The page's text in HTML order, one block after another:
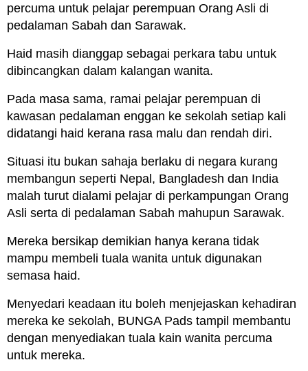
percuma untuk pelajar perempuan Orang Asli di
pedalaman Sabah dan Sarawak.
Haid masih dianggap sebagai perkara tabu untuk
dibincangkan dalam kalangan wanita.
Pada masa sama, ramai pelajar perempuan di
kawasan pedalaman enggan ke sekolah setiap kali
didatangi haid kerana rasa malu dan rendah diri.
Situasi itu bukan sahaja berlaku di negara kurang
membangun seperti Nepal, Bangladesh dan India
malah turut dialami pelajar di perkampungan Orang
Asli serta di pedalaman Sabah mahupun Sarawak.
Mereka bersikap demikian hanya kerana tidak
mampu membeli tuala wanita untuk digunakan
semasa haid.
Menyedari keadaan itu boleh menjejaskan kehadiran
mereka ke sekolah, BUNGA Pads tampil membantu
dengan menyediakan tuala kain wanita percuma
untuk mereka.